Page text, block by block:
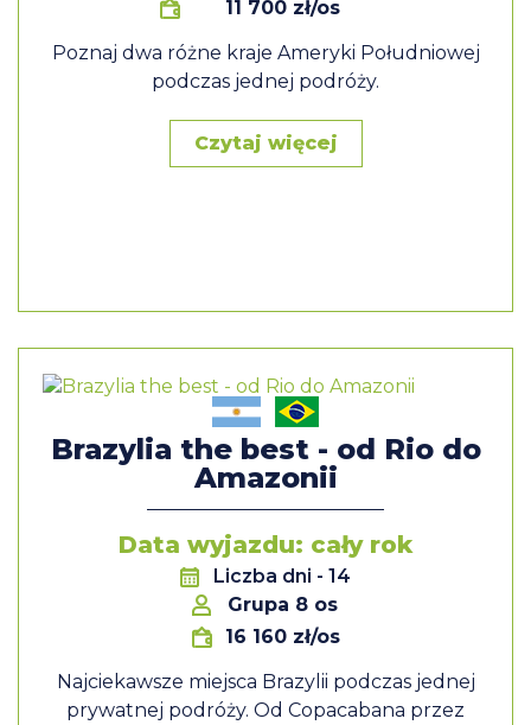
11 700 zł/os
Poznaj dwa różne kraje Ameryki Południowej
podczas jednej podróży.
Czytaj więcej
Brazylia the best - od Rio do
Amazonii
Data wyjazdu: cały rok
Liczba dni - 14
Grupa 8 os
16 160 zł/os
Najciekawsze miejsca Brazylii podczas jednej
prywatnej podróży. Od Copacabana przez